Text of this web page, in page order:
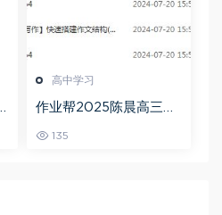
高中学习
作业帮2025陈晨高三语
班
135